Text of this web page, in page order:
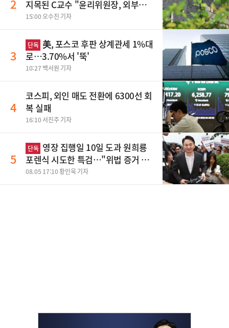
2
지목된 C교수 "윤리위원장, 외부와
논의 잘못된 행위"
15:00 오수진 기자
3
단독 美, 포스코 후판 상계관세 1%대
로…3.70%서 '뚝'
10:27 백서원 기자
4
코스피, 외인 매도 전환에 6300선 회
복 실패
16:10 서진주 기자
5
단독 영장 집행일 10일 도과 원희룡
포렌식 시도한 특검…"위법 증거 수
집" 지적
08.05 17:10 황인욱 기자